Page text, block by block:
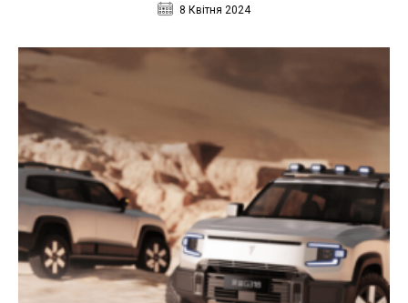
8 Квітня 2024